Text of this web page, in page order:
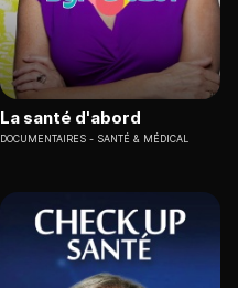
La santé d'abord
DOCUMENTAIRES SANTÉ & MÉDICAL